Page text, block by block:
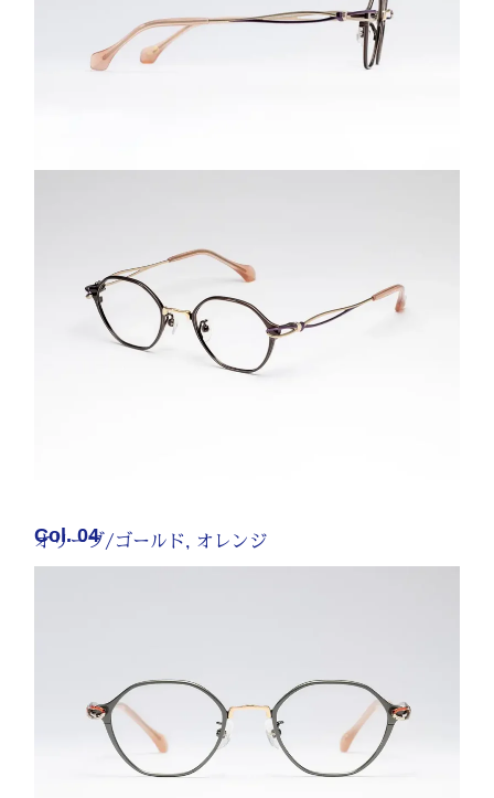
Col. 04
オリーブ/ゴールド, オレンジ